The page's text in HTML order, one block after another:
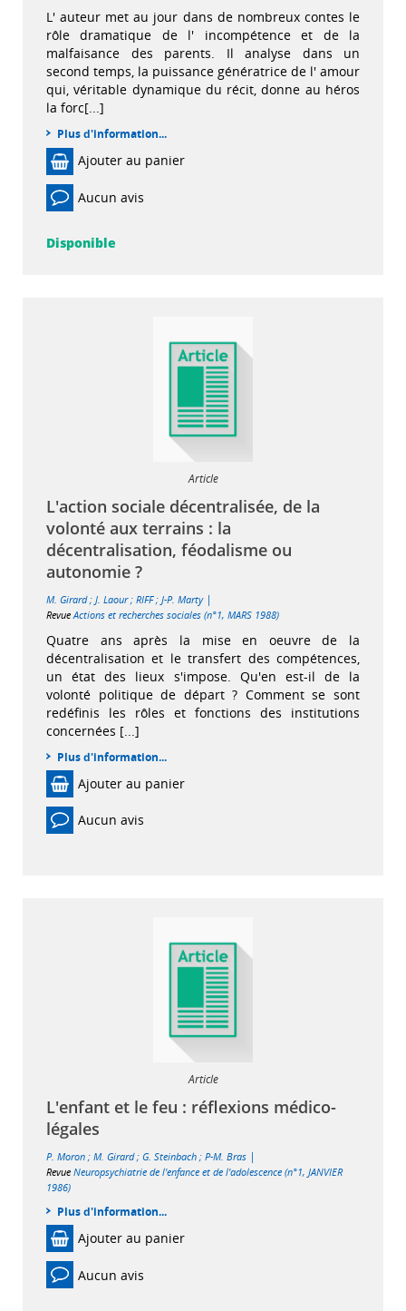
L' auteur met au jour dans de nombreux contes le
rôle dramatique de l' incompétence et de la
malfaisance des parents. Il analyse dans un
second temps, la puissance génératrice de l' amour
qui, véritable dynamique du récit, donne au héros
la forc[...]
Plus d'information...
Ajouter au panier
Aucun avis
Disponible
Article
L'action sociale décentralisée, de la
volonté aux terrains : la
décentralisation, féodalisme ou
autonomie ?
M. Girard; J. Laour; RIFF; J-P. Marty |
Revue Actions et recherches sociales (n°1, MARS 1988)
Quatre ans après la mise en oeuvre de la
décentralisation et le transfert des compétences,
un état des lieux s'impose. Qu'en est-il de la
volonté politique de départ ? Comment se sont
redéfinis les rôles et fonctions des institutions
concernées [...]
Plus d'information...
Ajouter au panier
Aucun avis
Article
L'enfant et le feu : réflexions médico-
légales
P. Moron ; M. Girard; G. Steinbach ; P-M. Bras |
Revue Neuropsychiatrie de l'enfance et de l'adolescence (n°1, JANVIER
1986)
Plus d'information...
Ajouter au panier
Aucun avis